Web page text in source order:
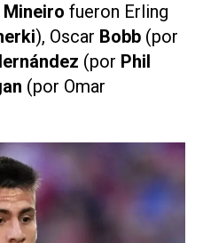
fueron Erling
), Oscar Bobb (por
(por Phil
(por Omar